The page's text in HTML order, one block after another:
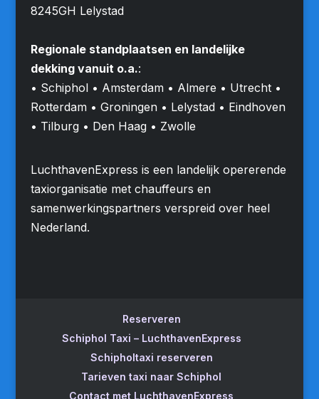
8245GH Lelystad
Regionale standplaatsen en landelijke
dekking vanuit o.a.:
• Schiphol • Amsterdam • Almere • Utrecht •
Rotterdam • Groningen • Lelystad • Eindhoven
• Tilburg • Den Haag • Zwolle
LuchthavenExpress is een landelijk opererende
taxiorganisatie met chauffeurs en
samenwerkingspartners verspreid over heel
Nederland.
Reserveren
Schiphol Taxi – LuchthavenExpress
Schipholtaxi reserveren
Tarieven taxi naar Schiphol
Contact met LuchthavenExpress